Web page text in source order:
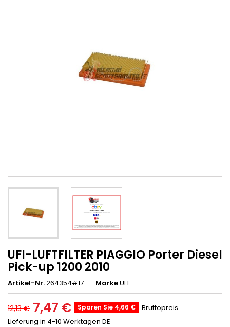
UFI-LUFTFILTER PIAGGIO Porter Diesel
Pick-up 1200 2010
Artikel-Nr.264354#17 MarkeUFI
12,13 € 7,47 € Sparen Sie 4,66 €
Bruttopreis
Lieferung in 4-10 Werktagen DE